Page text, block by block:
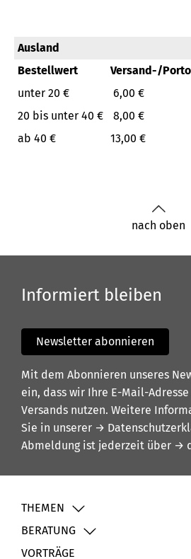
Ausland
Bestellwert
Versand-/
unter 20 €
6,00 €
20 bis unter 40 €
8,00 €
ab 40 €
13,00 €
nach oben
Informiert bleiben
Newsletter abonnieren
Mit dem Abonnieren unseres
ein, dass wir Ihre E-Mail-
Versands nutzen. Weitere
Sie in unserer →
Abmeldung ist jederzeit über →
THEMEN
BERATUNG
VORTRÄGE